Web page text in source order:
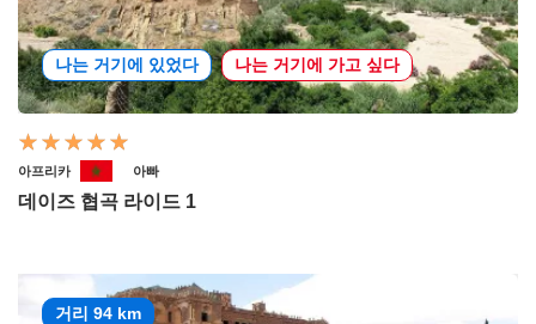
나는 거기에 있었다 나는 거기에 가고 싶다
아프리카 아빠
데이즈 협곡 라이드 1
거리 94 km